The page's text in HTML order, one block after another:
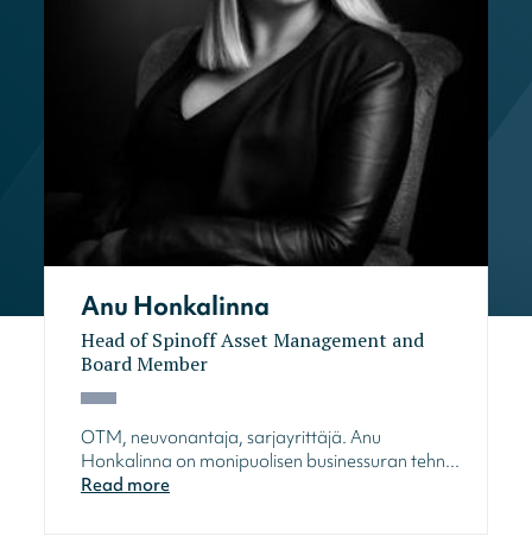
Anu Honkalinna
Head of Spinoff Asset Management and
Board Member
OTM, neuvonantaja, sarjayrittäjä. Anu
Honkalinna on monipuolisen businessuran tehn...
Read more